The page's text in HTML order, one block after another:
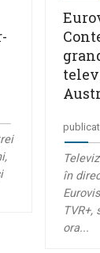
în
TVR+,
ora...